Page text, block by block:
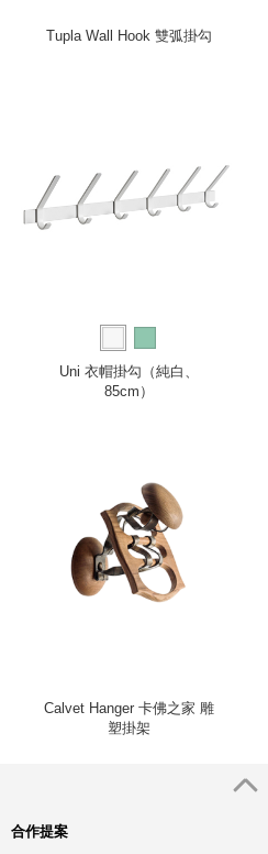
Tupla Wall Hook 雙弧掛勾
Uni 衣帽掛勾（純白、
85cm）
Calvet Hanger 卡佛之家 雕
塑掛架
合作提案